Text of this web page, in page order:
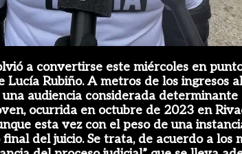
a convertirse este miércoles en
Lucía Rubiño. A metros de los ingresos
audiencia considerada
ocurrida en octubre de 2023 en
esta vez con el peso de una
del juicio. Se trata, de acuerdo a los